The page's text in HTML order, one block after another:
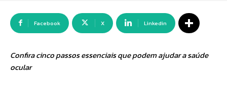
Facebook X Linkedin
Confira cinco passos essenciais que podem ajudar a saúde
ocular